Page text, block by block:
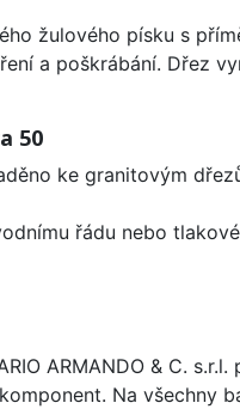
žulového písku s
a poškrábání. Dřez
50
ke granitovým
řádu nebo
ARMANDO & C.
Na všechny